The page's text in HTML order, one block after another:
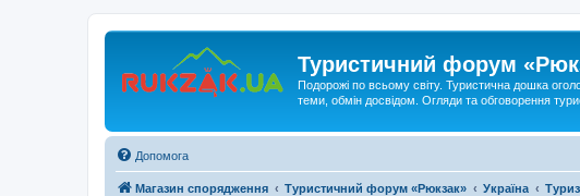
Туристичний форум
Подорожі по всьому світу. Туристична дошка
теми, обмін досвідом. Огляди та обговорення
Допомога
Магазин спорядження Туристичний форум «Рюкзак» Україна